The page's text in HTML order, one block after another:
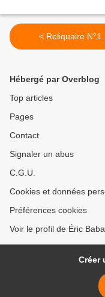
< Reliquaire N°1
Hébergé par Overblog
Top articles
Pages
Contact
Signaler un abus
C.G.U.
Cookies et données
Préférences cookies
Voir le profil de Éric
Créer